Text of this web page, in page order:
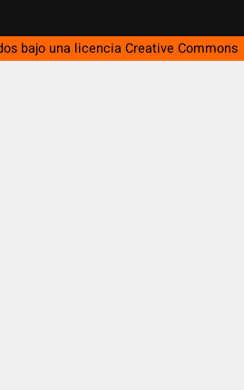
bajo una licencia Creative Commons